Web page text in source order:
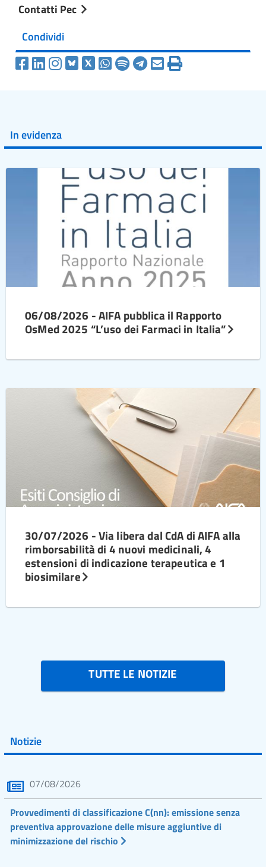
Contatti Pec
Condividi
In evidenza
06/08/2026 - AIFA pubblica il Rapporto
OsMed 2025 “L’uso dei Farmaci in Italia”
30/07/2026 - Via libera dal CdA di AIFA alla
rimborsabilità di 4 nuovi medicinali, 4
estensioni di indicazione terapeutica e 1
biosimilare
TUTTE LE NOTIZIE
Notizie
07/08/2026
Provvedimenti di classificazione C(nn): emissione senza
preventiva approvazione delle misure aggiuntive di
minimizzazione del rischio